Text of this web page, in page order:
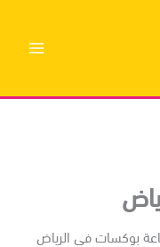
في الرياض